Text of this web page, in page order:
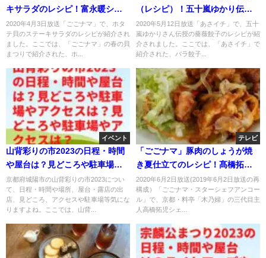
キサラダのレシピ！富永暖シェ
フ伝授！
2020年4月3日放送「ごごナマ」で、ホタ
テ貝のステーキサラダのレシピが紹介され
ました。ここでは、「ごごナマ」の春の貝
まつりで紹介された、ホ...
（レシピ）！五十嵐ゆかり伝
授！
2020年5月12日放送「あさイチ」で、五十
嵐ゆかりさん伝授の薔薇餃子のレシピが紹
介されました。ここでは、「あさイチ」で
紹介された、バラ餃子...
イベント
山背彩りの市2023の日程・時間
や屋台は？見どころや駐車場や
アクセスは？見どころや駐車場
やアクセスは？
京都府城陽市の山背彩りの市2023につい
て、日程・時間や場所、屋台・露店の出
店、見どころ、アクセスや駐車場等気にな
りますよね。ここでは、山背...
テレビ
「ごごナマ」豚肉のしょうが焼
き夏仕立てのレシピ！髙橋拓
児・料亭「木乃婦」三代目！
2020年6月2日放送(2019年6月2日放送の再
構成）「ごごナマ・スターシェフアンコー
ル」で、京都・料亭「木乃婦」の三代目主
人高橋拓児シェ...